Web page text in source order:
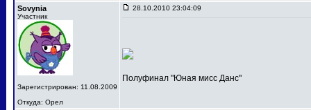
Sovynia
Участник
Зарегистрирован: 11.08.2009
Откуда: Орел
28.10.2010 23:04:09
Полуфинал "Юная мисс Данс"